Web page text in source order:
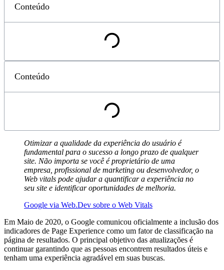
Conteúdo
Conteúdo
Otimizar a qualidade da experiência do usuário é
fundamental para o sucesso a longo prazo de qualquer
site. Não importa se você é proprietário de uma
empresa, profissional de marketing ou desenvolvedor, o
Web vitals pode ajudar a quantificar a experiência no
seu site e identificar oportunidades de melhoria.
Google via Web.Dev sobre o Web Vitals
Em Maio de 2020, o Google comunicou oficialmente a inclusão dos
indicadores de Page Experience como um fator de classificação na
página de resultados. O principal objetivo das atualizações é
continuar garantindo que as pessoas encontrem resultados úteis e
tenham uma experiência agradável em suas buscas.